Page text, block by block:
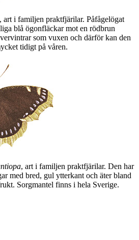
art i familjen praktfjärilar. Påfågelögat
blå ögonfläckar mot en rödbrun
som vuxen och därför kan den
tidigt på våren.
, art i familjen praktfjärilar. Den har
med bred, gul ytterkant och äter bland
Sorgmantel finns i hela Sverige.